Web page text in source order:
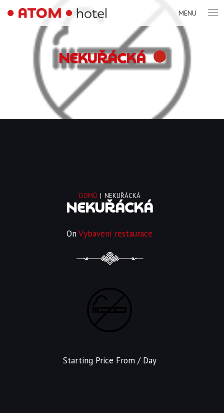
MENU
NEKUŘÁCKÁ
DOMŮ | NEKUŘÁCKÁ
NEKUŘÁCKÁ
OnVybavení restaurace
Starting Price From / Day